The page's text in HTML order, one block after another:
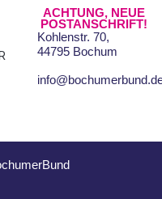
IMPRESSUM
ACHTUNG, NEUE
POSTANSCHRIFT!
Kohlenstr. 70,
44795 Bochum